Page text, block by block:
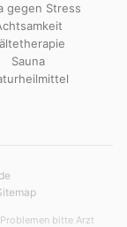
gegen Stress
Sauna
bitte Arzt